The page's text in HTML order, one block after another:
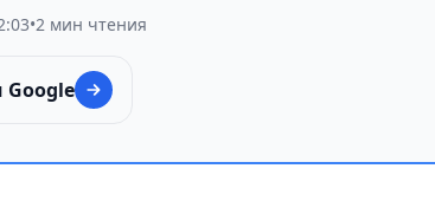
•2 мин чтения